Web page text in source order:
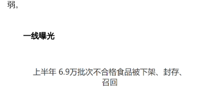
弱。
一线曝光